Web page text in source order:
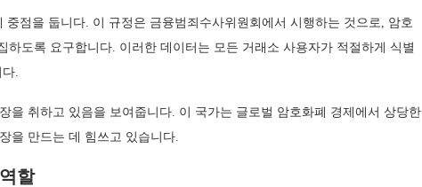
점을 둡니다. 이 규정은 금융범죄수사위원회에서 시행하는 것으로, 암호
도록 요구합니다. 이러한 데이터는 모든 거래소 사용자가 적절하게 식별
.
을 취하고 있음을 보여줍니다. 이 국가는 글로벌 암호화폐 경제에서 상당한
을 만드는 데 힘쓰고 있습니다.
할